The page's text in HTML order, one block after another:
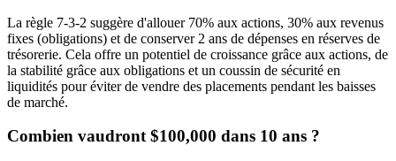
La règle 7-3-2 suggère d'allouer 70% aux actions, 30% aux revenus
fixes (obligations) et de conserver 2 ans de dépenses en réserves de
trésorerie. Cela offre un potentiel de croissance grâce aux actions, de
la stabilité grâce aux obligations et un coussin de sécurité en
liquidités pour éviter de vendre des placements pendant les baisses
de marché.
Combien vaudront $100,000 dans 10 ans ?